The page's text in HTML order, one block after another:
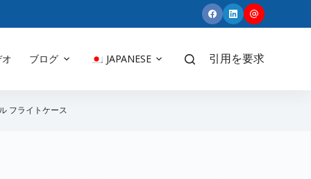
ブログ JAPANESE 引用を要求
フライトケース